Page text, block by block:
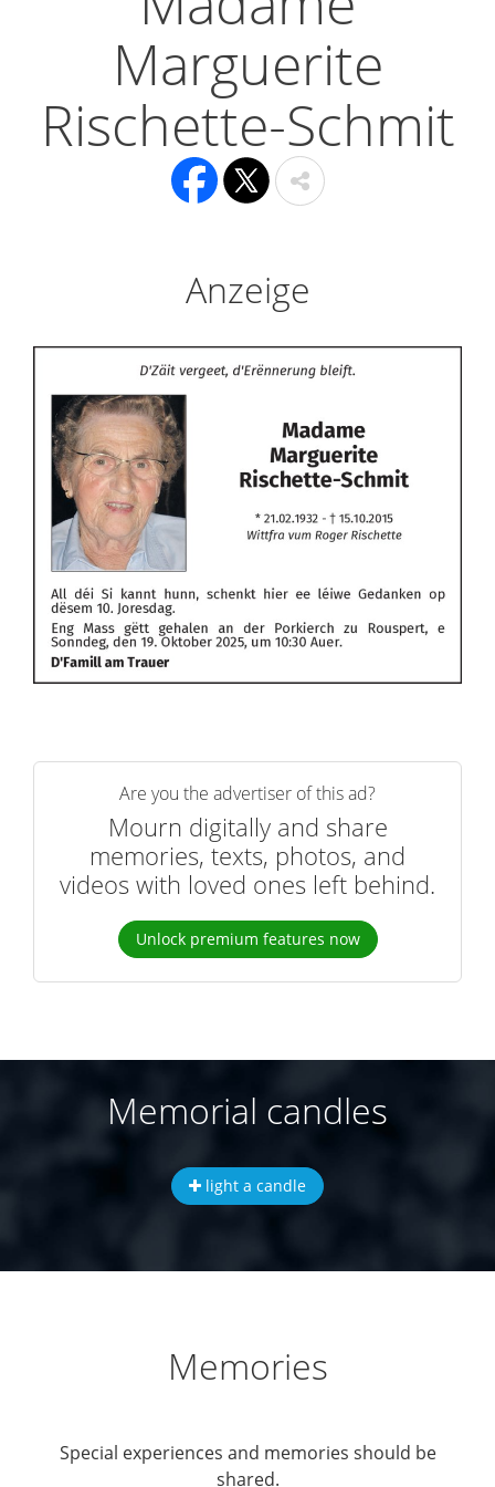
Marguerite
Rischette-Schmit
Anzeige
Are you the advertiser of this ad?
Mourn digitally and share
memories, texts, photos, and
videos with loved ones left behind.
Unlock premium features now
Memorial candles
light a candle
Memories
Special experiences and memories should be
shared.